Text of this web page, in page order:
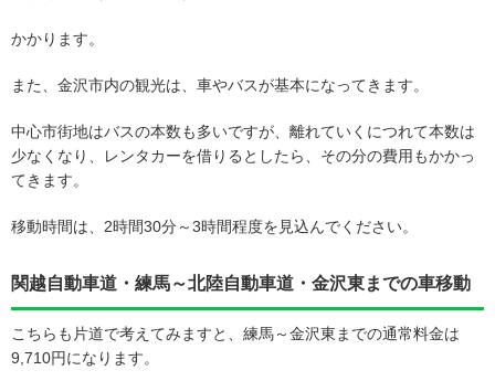
かかります。
また、金沢市内の観光は、車やバスが基本になってきます。
中心市街地はバスの本数も多いですが、離れていくにつれて本数は
少なくなり、レンタカーを借りるとしたら、その分の費用もかかっ
てきます。
移動時間は、2時間30分～3時間程度を見込んでください。
関越自動車道・練馬～北陸自動車道・金沢東までの車移動
こちらも片道で考えてみますと、練馬～金沢東までの通常料金は
9,710円になります。